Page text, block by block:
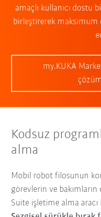
amaçlı kullanıcı dostu
birleştirerek maksimum
my.KUKA
Kodsuz
alma
Mobil robot filosunun
görevlerin ve
Suite işletime alma